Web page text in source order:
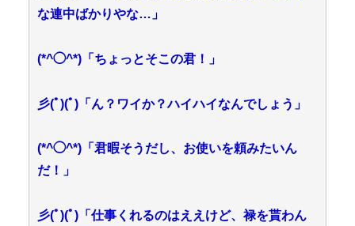
な連中ばかりやな…」
(*^◯^*)「ちょっとそこの君！」
彡(ﾟ)(ﾟ)「ん？ワイか？ハイハイなんでしょう」
(*^◯^*)「君暇そうだし、お使いを頼みたいん
だ！」
彡(ﾟ)(ﾟ)「仕事くれるのはええけど、禄を貰わん